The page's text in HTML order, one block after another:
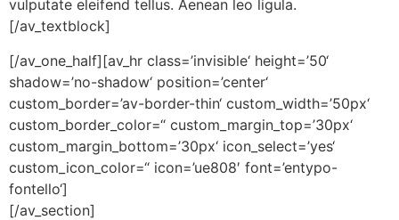
vulputate eleifend tellus. Aenean leo ligula.
[/av_textblock]
[/av_one_half][av_hr class=’invisible‘ height=’50‘
shadow=’no-shadow‘ position=’center‘
custom_border=’av-border-thin‘ custom_width=’50px‘
custom_border_color=“ custom_margin_top=’30px‘
custom_margin_bottom=’30px‘ icon_select=’yes‘
custom_icon_color=“ icon=’ue808′ font=’entypo-
fontello‘]
[/av_section]